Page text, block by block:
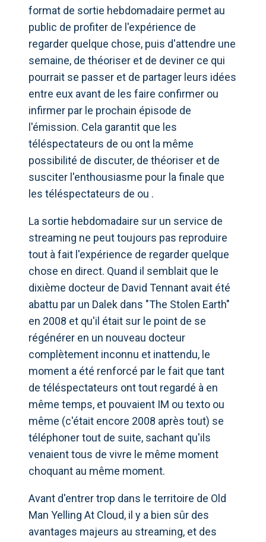
format de sortie hebdomadaire permet au
public de profiter de l'expérience de
regarder quelque chose, puis d'attendre une
semaine, de théoriser et de deviner ce qui
pourrait se passer et de partager leurs idées
entre eux avant de les faire confirmer ou
infirmer par le prochain épisode de
l'émission. Cela garantit que les
téléspectateurs de ou ont la même
possibilité de discuter, de théoriser et de
susciter l'enthousiasme pour la finale que
les téléspectateurs de ou .
La sortie hebdomadaire sur un service de
streaming ne peut toujours pas reproduire
tout à fait l'expérience de regarder quelque
chose en direct. Quand il semblait que le
dixième docteur de David Tennant avait été
abattu par un Dalek dans "The Stolen Earth"
en 2008 et qu'il était sur le point de se
régénérer en un nouveau docteur
complètement inconnu et inattendu, le
moment a été renforcé par le fait que tant
de téléspectateurs ont tout regardé à en
même temps, et pouvaient IM ou texto ou
même (c'était encore 2008 après tout) se
téléphoner tout de suite, sachant qu'ils
venaient tous de vivre le même moment
choquant au même moment.
Avant d'entrer trop dans le territoire de Old
Man Yelling At Cloud, il y a bien sûr des
avantages majeurs au streaming, et des